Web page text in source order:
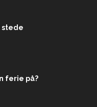
stede
ferie på?